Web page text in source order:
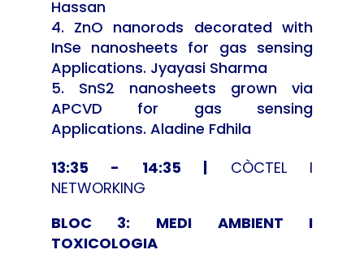
Hassan
ZnO nanorods decorated with
InSe nanosheets for gas sensing
Applications. Jyayasi Sharma
SnS2 nanosheets grown via
APCVD for gas sensing
Applications. Aladine Fdhila
13:35 - 14:35 | CÒCTEL I
NETWORKING
BLOC 3: MEDI AMBIENT I
TOXICOLOGIA